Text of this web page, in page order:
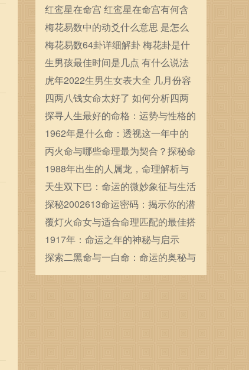
个斗多为中层领导
分析指纹算命是什么
红鸾星在命宫 红鸾星在命宫有何含
义
梅花易数中的动爻什么意思 是怎么
确定的
梅花易数64卦详细解卦 梅花卦是什
么
生男孩最佳时间是几点 有什么说法
虎年2022生男生女表大全 几月份容
易生男宝宝
四两八钱女命太好了 如何分析四两
八钱女命
探寻人生最好的命格：运势与性格的
完美结合
1962年是什么命：透视这一年中的
星座与命运变迁
丙火命与哪些命理最为契合？探秘命
理中的和谐之道
1988年出生的人属龙，命理解析与
运势展望
天生双下巴：命运的微妙象征与生活
中的影响
探秘2002613命运密码：揭示你的潜
力与未来之路
覆灯火命女与适合命理匹配的最佳搭
配解析
1917年：命运之年的神秘与启示
探索二黑命与一白命：命运的奥秘与
人生选择